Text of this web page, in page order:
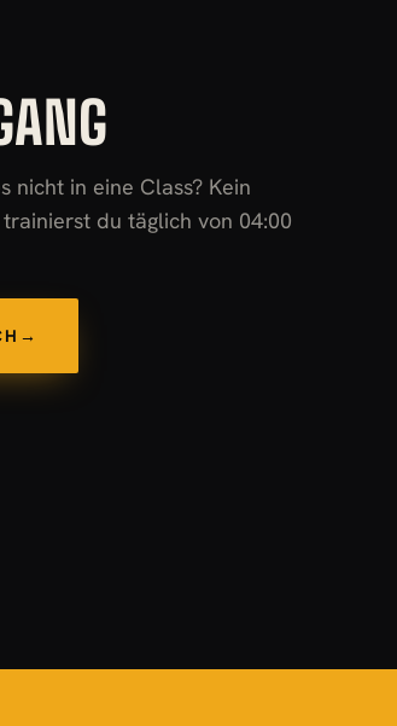
nicht in eine Class? Kein
du täglich von 04:00
→